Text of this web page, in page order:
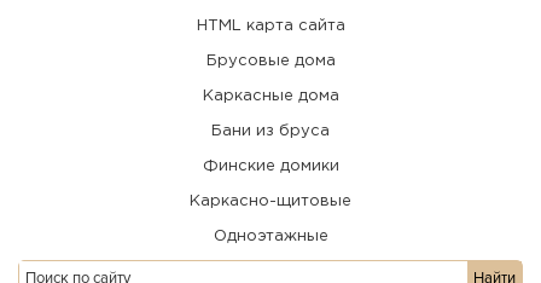
HTML карта сайта
Брусовые дома
Каркасные дома
Бани из бруса
Финские домики
Каркасно-щитовые
Одноэтажные